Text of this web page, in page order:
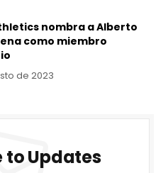
nombra a Alberto
como miembro
de 2023
to Updates